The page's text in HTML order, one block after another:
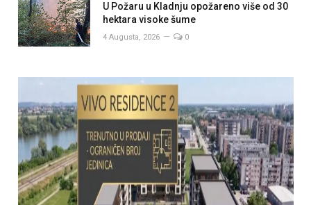
U Požaru u Kladnju opožareno više od 30
hektara visoke šume
4 Augusta, 2026 0